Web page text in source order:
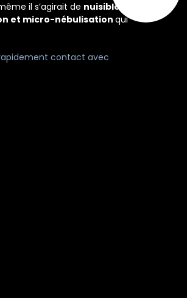
il s’agirait de nuisibles
et micro-nébulisation qui
contact avec